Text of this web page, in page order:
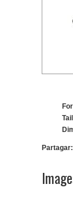
Partagar: